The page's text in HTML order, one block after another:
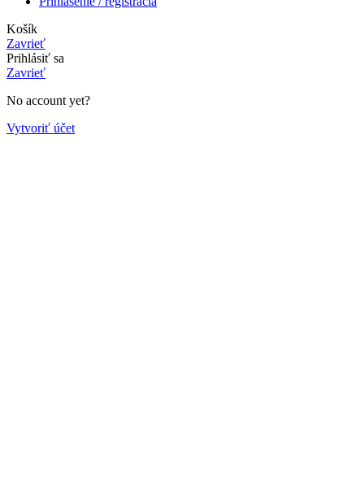
Košík
Zavrieť
Prihlásiť sa
Zavrieť
No account yet?
Vytvoriť účet